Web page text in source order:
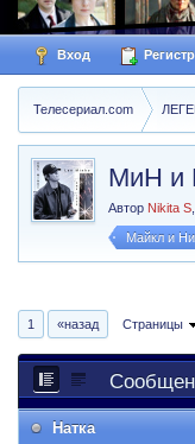
Вход
Телесериал.com
МиН и
Автор Nikita S
Майкл и
1 «назад Страницы
Натка